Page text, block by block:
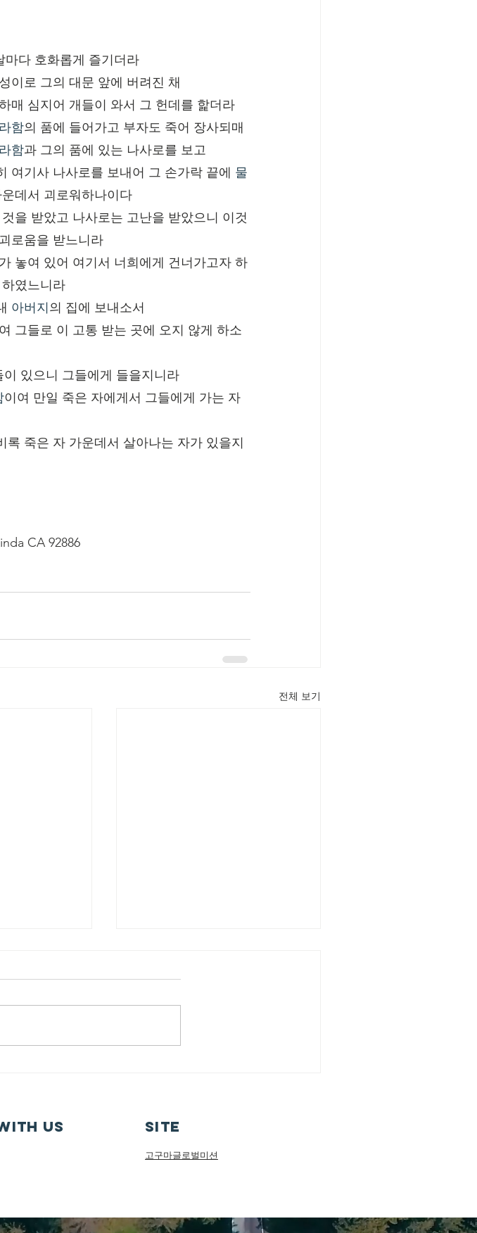
마다 호화롭게 즐기더라
이로 그의 대문 앞에 버려진 채
매 심지어 개들이 와서 그 헌데를 핥더라
함의 품에 들어가고 부자도 죽어 장사되매
함과 그의 품에 있는 나사로를 보고
여기사 나사로를 보내어 그 손가락 끝에 물
데서 괴로워하나이다
을 받았고 나사로는 고난을 받았으니 이것
로움을 받느니라
놓여 있어 여기서 너희에게 건너가고자 하
였느니라
아버지의 집에 보내소서
그들로 이 고통 받는 곳에 오지 않게 하소
이 있으니 그들에게 들을지니라
이여 만일 죽은 자에게서 그들에게 가는 자
록 죽은 자 가운데서 살아나는 자가 있을지
CA 92886
전체 보기
라의 세력을
과 그 탄 자
과 그 탄 자
us Site
고구마글로벌미션